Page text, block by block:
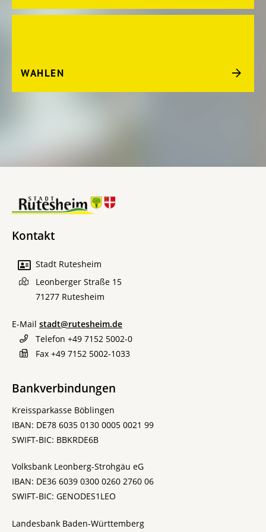
WAHLEN
Kontakt
Stadt Rutesheim
Leonberger Straße 15
71277 Rutesheim
E-Mail stadt@rutesheim.de
Telefon +49 7152 5002-0
Fax +49 7152 5002-1033
Bankverbindungen
Kreissparkasse Böblingen
IBAN: DE78 6035 0130 0005 0021 99
SWIFT-BIC: BBKRDE6B
Volksbank Leonberg-Strohgäu eG
IBAN: DE36 6039 0300 0260 2760 06
SWIFT-BIC: GENODES1LEO
Landesbank Baden-Württemberg